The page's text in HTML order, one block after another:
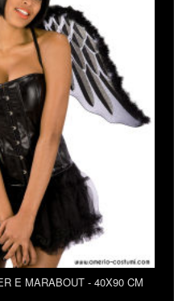
E MARABOUT - 40X90 CM